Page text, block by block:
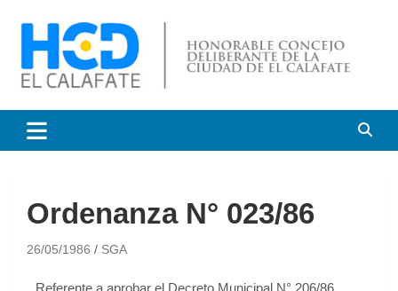
Honorable Concejo
Deliberante de El Calafate
Ordenanza N° 023/86
26/05/1986 SGA
Referente a aprobar el Decreto Municipal N° 206/86.